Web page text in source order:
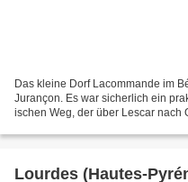
Das kleine Dorf Lacommande im
Jurançon. Es war sicherlich ein
ischen Weg, der über Lescar nach
Lourdes (Hautes-